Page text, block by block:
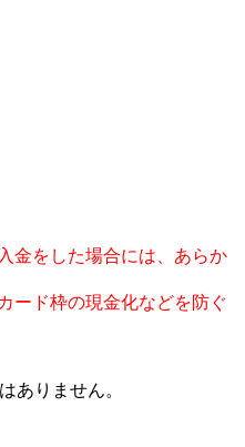
金をした場合には、あらか
ード枠の現金化などを防ぐ
ありません。